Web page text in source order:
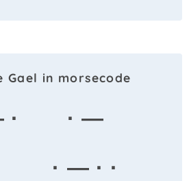
Gael in morsecode
· —
· — · ·